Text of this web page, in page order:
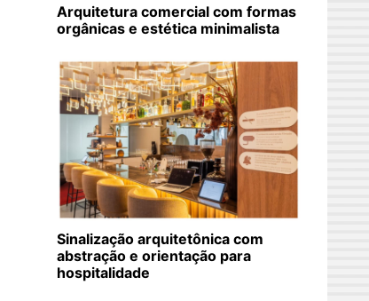
Arquitetura comercial com formas
orgânicas e estética minimalista
Sinalização arquitetônica com
abstração e orientação para
hospitalidade